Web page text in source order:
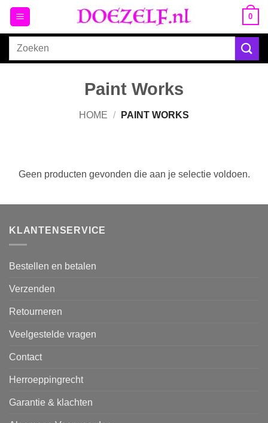
Ga
naar
inhoud
0
Zoeken
Paint Works
HOME / PAINT WORKS
Geen producten gevonden die aan je selectie voldoen.
KLANTENSERVICE
Bestellen en betalen
Verzenden
Retourneren
Veelgestelde vragen
Contact
Herroeppingrecht
Garantie & klachten